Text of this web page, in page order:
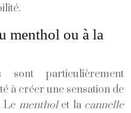
menthol ou à la
sont particulièrement
à créer une sensation de
Le mentholet la cannelle